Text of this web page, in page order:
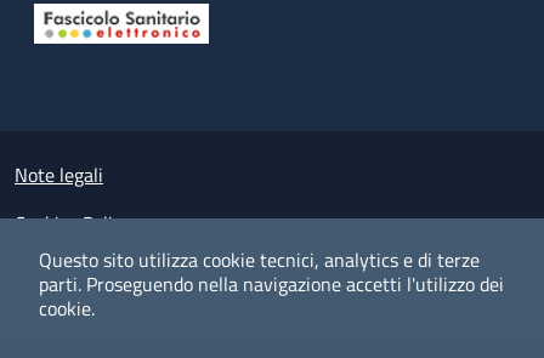
Questo sito utilizza cookie tecnici, analytics e di terze
parti. Proseguendo nella navigazione accetti l'utilizzo dei
cookie.
Small prints
Note legali
Cookies Policy
Policy privacy e protezione del dato personale
Albo pretorio on-line